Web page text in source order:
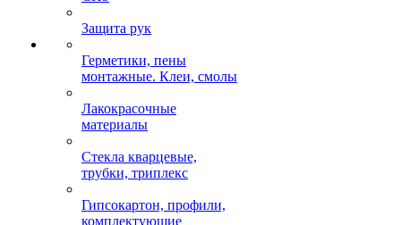
Защита рук
Герметики, пены
монтажные. Клеи, смолы
Лакокрасочные
материалы
Стекла кварцевые,
трубки, триплекс
Гипсокартон, профили,
комплектующие